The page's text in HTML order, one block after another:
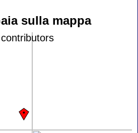
sulla mappa
contributors